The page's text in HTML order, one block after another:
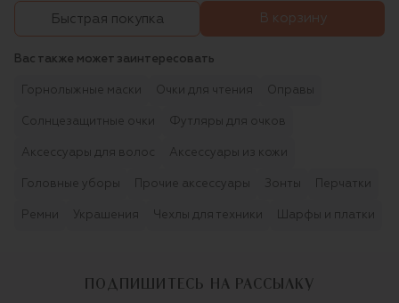
Быстрая покупка В корзину
Вас также может заинтересовать
Горнолыжные маски Очки для чтения Оправы
Солнцезащитные очки Футляры для очков
Аксессуары для волос Аксессуары из кожи
Головные уборы Прочие аксессуары Зонты Перчатки
Ремни Украшения Чехлы для техники Шарфы и платки
ПОДПИШИТЕСЬ НА РАССЫЛКУ